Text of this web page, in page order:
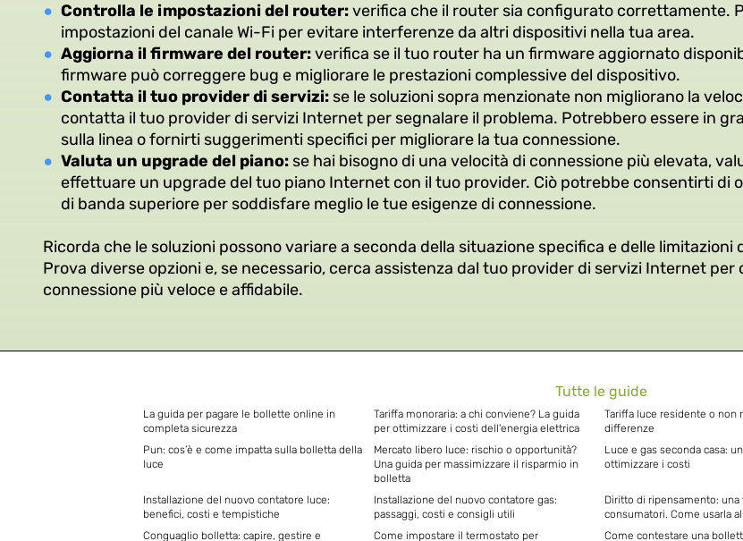
Controlla le impostazioni del router:verifica che il router sia configurato correttamente.
impostazioni del canale Wi-Fi per evitare interferenze da altri dispositivi nella tua area.
Aggiorna il firmware del router:verifica se il tuo router ha un firmware aggiornato
firmware può correggere bug e migliorare le prestazioni complessive del dispositivo.
Contatta il tuo provider di servizi: se le soluzioni sopra menzionate non migliorano la
contatta il tuo provider di servizi Internet per segnalare il problema. Potrebbero essere in
sulla linea o fornirti suggerimenti specifici per migliorare la tua connessione.
Valuta un upgrade del piano: se hai bisogno di una velocità di connessione più elevata,
effettuare un upgrade del tuo piano Internet con il tuo provider. Ciò potrebbe consentirti di
di banda superiore per soddisfare meglio le tue esigenze di connessione.
Ricorda che le soluzioni possono variare a seconda della situazione specifica e delle limitazioni
Prova diverse opzioni e, se necessario, cerca assistenza dal tuo provider di servizi Internet per
connessione più veloce e affidabile.
Tutte le guide
La guida per pagare le bollette online in
completa sicurezza
Tariffa monoraria: a chi conviene? La guida
per ottimizzare i costi dell'energia elettrica
Tariffa luce residente o non
differenze
Pun: cos’è e come impatta sulla bolletta della
luce
Mercato libero luce: rischio o opportunità?
Una guida per massimizzare il risparmio in
bolletta
Luce e gas seconda casa:
ottimizzare i costi
Installazione del nuovo contatore luce:
benefici, costi e tempistiche
Installazione del nuovo contatore gas:
passaggi, costi e consigli utili
Diritto di ripensamento: una
consumatori. Come usarla
Conguaglio bolletta: capire, gestire e
Come impostare il termostato per Come contestare una